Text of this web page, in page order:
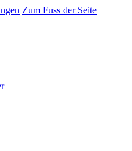
Zum Fuss der Seite